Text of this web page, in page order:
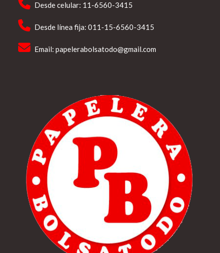
Desde celular: 11-6560-3415
Desde línea fija: 011-15-6560-3415
Email:papelerabolsatodo@gmail.com